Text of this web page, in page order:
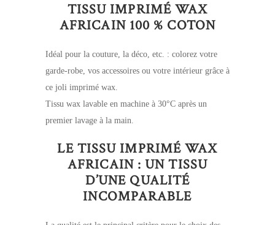
TISSU IMPRIMÉ WAX
AFRICAIN 100 % COTON
Idéal pour la couture, la déco, etc. : colorez votre
garde-robe, vos accessoires ou votre intérieur grâce à
ce joli imprimé wax.
Tissu wax lavable en machine à 30°C après un
premier lavage à la main.
LE TISSU IMPRIMÉ WAX
AFRICAIN : UN TISSU
D’UNE QUALITÉ
INCOMPARABLE